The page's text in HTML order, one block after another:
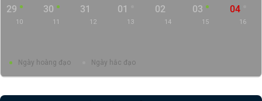
29
10
30
11
31
12
01
13
02
14
03
15
04
16
Ngày hoàng đạo Ngày hắc đạo